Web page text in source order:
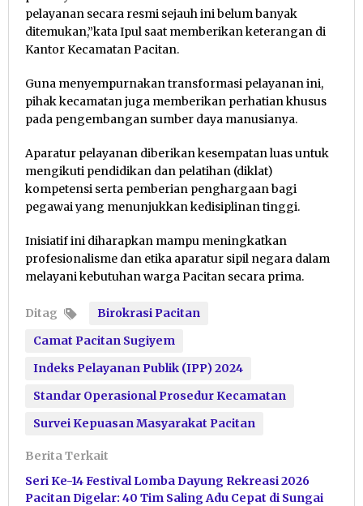
pelayanan secara resmi sejauh ini belum banyak
ditemukan,”kata Ipul saat memberikan keterangan di
Kantor Kecamatan Pacitan.
Guna menyempurnakan transformasi pelayanan ini,
pihak kecamatan juga memberikan perhatian khusus
pada pengembangan sumber daya manusianya.
Aparatur pelayanan diberikan kesempatan luas untuk
mengikuti pendidikan dan pelatihan (diklat)
kompetensi serta pemberian penghargaan bagi
pegawai yang menunjukkan kedisiplinan tinggi.
Inisiatif ini diharapkan mampu meningkatkan
profesionalisme dan etika aparatur sipil negara dalam
melayani kebutuhan warga Pacitan secara prima.
Ditag
Birokrasi Pacitan
Camat Pacitan Sugiyem
Indeks Pelayanan Publik (IPP) 2024
Standar Operasional Prosedur Kecamatan
Survei Kepuasan Masyarakat Pacitan
Berita Terkait
Seri Ke-14 Festival Lomba Dayung Rekreasi 2026
Pacitan Digelar: 40 Tim Saling Adu Cepat di Sungai